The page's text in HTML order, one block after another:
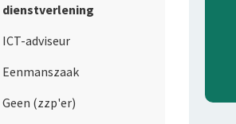
dienstverlening
ICT-adviseur
Eenmanszaak
Geen (zzp'er)